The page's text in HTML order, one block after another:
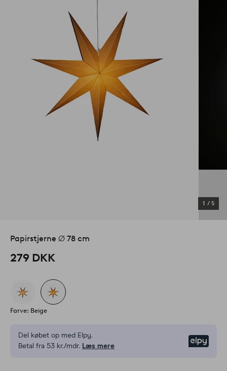
1 / 5
Papirstjerne ⌀ 78 cm
279 DKK
Farve: Beige
Del købet op med Elpy.
Betal fra 53 kr./mdr. Læs mere